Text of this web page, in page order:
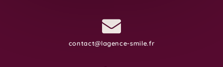
contact@lagence-smile.fr